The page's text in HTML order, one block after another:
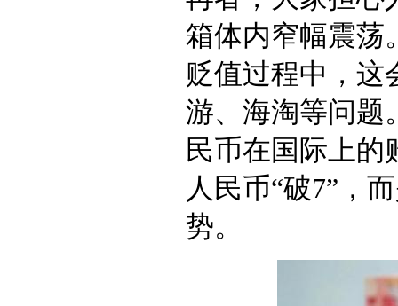
箱体内窄幅震荡
贬值过程中，这
游、海淘等问题
民币在国际上的
人民币“破7”，
势。